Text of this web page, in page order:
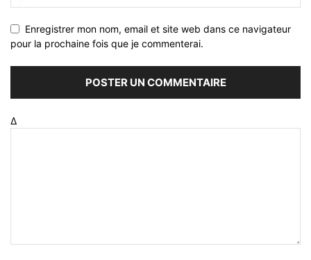
Enregistrer mon nom, email et site web dans ce navigateur
pour la prochaine fois que je commenterai.
Δ